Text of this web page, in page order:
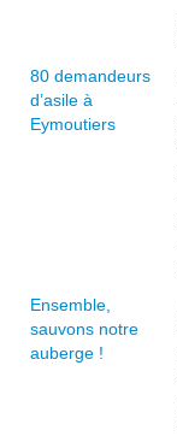
80 demandeurs
d’asile à
Eymoutiers
Ensemble,
sauvons notre
auberge !